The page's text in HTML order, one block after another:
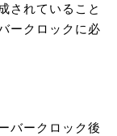
されていること
ークロックに必
バークロック後